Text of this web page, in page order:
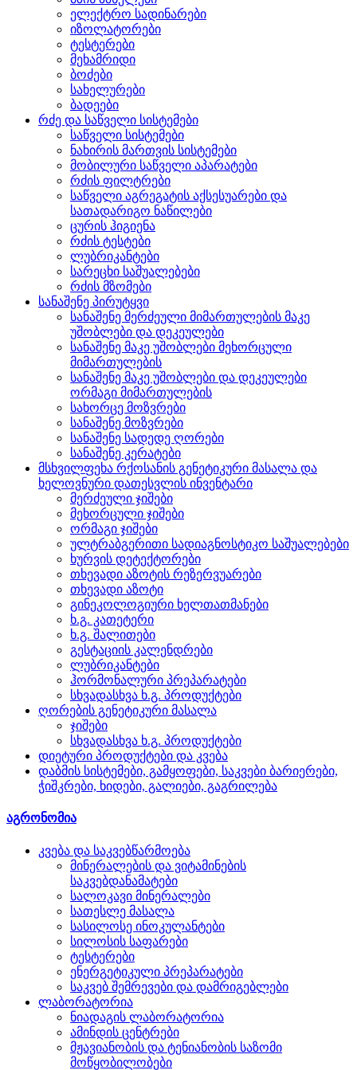
ელექტრო სადინარები
იზოლატორები
ტესტერები
მეხამრიდი
ბოძები
სახელურები
ბადეები
რძე და საწველი სისტემები
საწველი სისტემები
ნახირის მართვის სისტემები
მობილური საწველი აპარატები
რძის ფილტრები
საწველი აგრეგატის აქსესუარები და
სათადარიგო ნაწილები
ცურის ჰიგიენა
რძის ტესტები
ლუბრიკანტები
სარეცხი საშუალებები
რძის მზომები
სანაშენე პირუტყვი
სანაშენე მერძეული მიმართულების მაკე
უშობლები და დეკეულები
სანაშენე მაკე უშობლები მეხორცული
მიმართულების
სანაშენე მაკე უშობლები და დეკეულები
ორმაგი მიმართულების
სახორცე მოზვრები
სანაშენე მოზვრები
სანაშენე სადედე ღორები
სანაშენე კერატები
მსხვილფეხა რქოსანის გენეტიკური მასალა და
ხელოვნური დათესვლის ინვენტარი
მერძეული ჯიშები
მეხორცული ჯიშები
ორმაგი ჯიშები
ულტრაბგერითი სადიაგნოსტიკო საშუალებები
ხურვის დეტექტორები
თხევადი აზოტის რეზერვუარები
თხევადი აზოტი
გინეკოლოგიური ხელთათმანები
ხ.გ. კათეტერი
ხ.გ. შალითები
გესტაციის კალენდრები
ლუბრიკანტები
ჰორმონალური პრეპარატები
სხვადასხვა ხ.გ. პროდუქტები
ღორების გენეტიკური მასალა
ჯიშები
სხვადასხვა ხ.გ. პროდუქტები
დიეტური პროდუქტები და კვება
დაბმის სისტემები, გამყოფები, საკვები ბარიერები,
ჭიშკრები, ხიდები, გალიები, გაგრილება
აგრონომია
კვება და საკვებწარმოება
მინერალების და ვიტამინების
საკვებდანამატები
სალოკავი მინერალები
სათესლე მასალა
სასილოსე ინოკულანტები
სილოსის საფარები
ტესტერები
ენერგეტიკული პრეპარატები
საკვებ შემრევები და დამრიგებლები
ლაბორატორია
ნიადაგის ლაბორატორია
ამინდის ცენტრები
მჟავიანობის და ტენიანობის საზომი
მოწყობილობები